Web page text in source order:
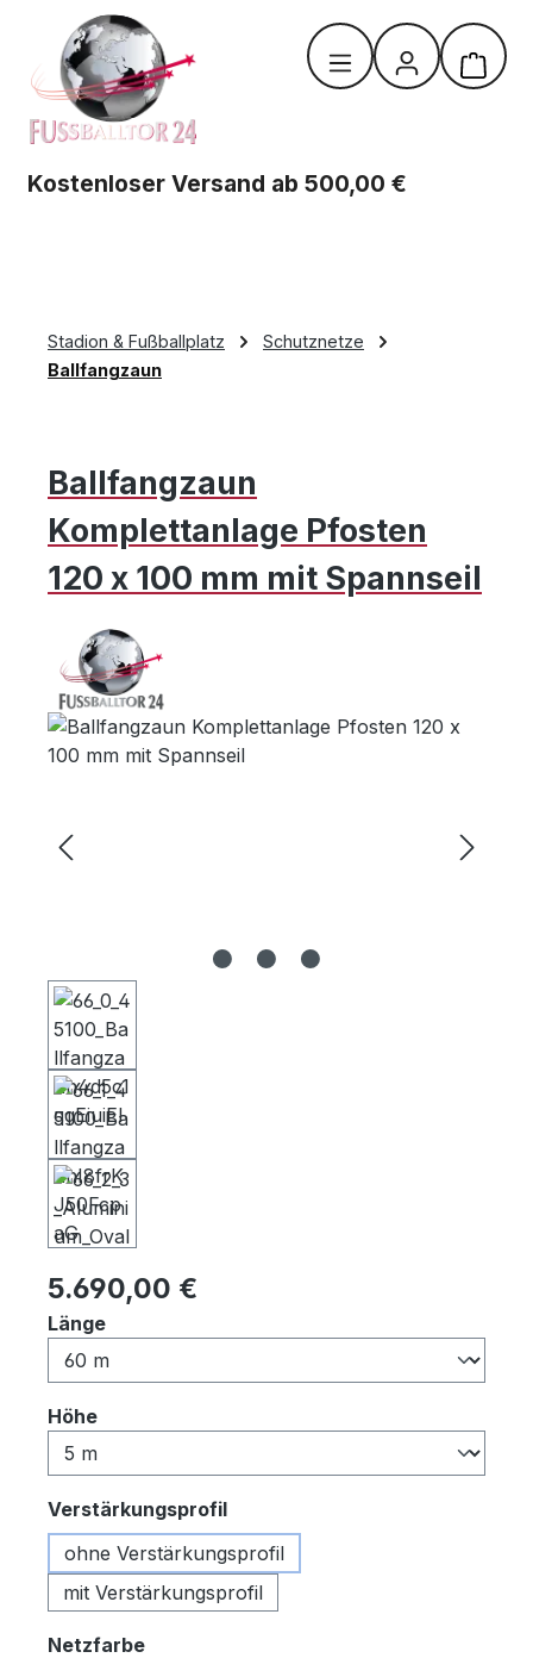
Zum Hauptinhalt springen
Kostenloser Versand ab 500,00 €
Stadion & Fußballplatz
Schutznetze
Ballfangzaun
Ballfangzaun
Komplettanlage Pfosten
120 x 100 mm mit Spannseil
Bildergalerie überspringen
Regulärer Preis:
5.690,00 €
Längeauswählen
Höheauswählen
Verstärkungsprofilauswählen
ohne Verstärkungsprofil
mit Verstärkungsprofil
Netzfarbeauswählen